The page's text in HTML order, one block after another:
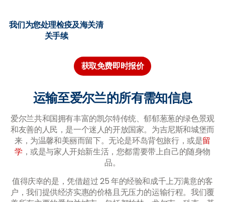
我们为您处理检疫及海关清
关手续
获取免费即时报价
运输至爱尔兰的所有需知信息
爱尔兰共和国拥有丰富的凯尔特传统、郁郁葱葱的绿色景观
和友善的人民，是一个迷人的开放国家。为吉尼斯和城堡而
来，为温馨和美丽而留下。无论是环岛背包旅行，或是留
学 ，或是与家人开始新生活，您都需要带上自己的随身物
品。
值得庆幸的是，凭借超过 25 年的经验和成千上万满意的客
户，我们提供经济实惠的价格且无压力的运输行程。我们覆